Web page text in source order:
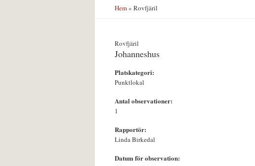
Hem» Rovfjäril
Rovfjäril
Johanneshus
Platskategori:
Punktlokal
Antal observationer:
1
Rapportör:
Linda Birkedal
Datum för observation: